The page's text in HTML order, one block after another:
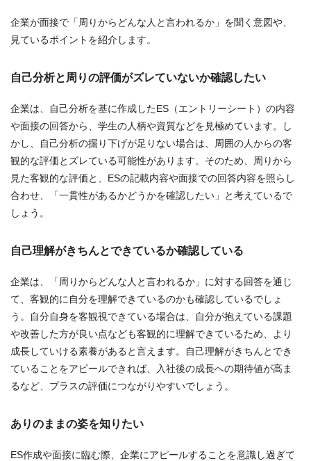
企業が面接で「周りからどんな人と言われるか」を聞く意図や、
見ているポイントを紹介します。
自己分析と周りの評価がズレていないか確認したい
企業は、自己分析を基に作成したES（エントリーシート）の内容
や面接の回答から、学生の人柄や資質などを見極めています。し
かし、自己分析の掘り下げが足りない場合は、周囲の人からの客
観的な評価とズレている可能性があります。そのため、周りから
見た客観的な評価と、ESの記載内容や面接での回答内容を照らし
合わせ、「一貫性があるかどうかを確認したい」と考えているで
しょう。
自己理解がきちんとできているか確認している
企業は、「周りからどんな人と言われるか」に対する回答を通じ
て、客観的に自分を理解できているのかも確認しているでしょ
う。自分自身を客観視できている場合は、自分が抱えている課題
や改善した方が良い点なども客観的に理解できているため、より
成長していける素養があると言えます。自己理解がきちんとでき
ていることをアピールできれば、入社後の成長への期待値が高ま
るなど、プラスの評価につながりやすいでしょう。
ありのままの姿を知りたい
ES作成や面接に臨む際、企業にアピールすることを意識し過ぎて